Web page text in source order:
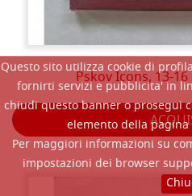
Questo sito utilizza cookie di
fornirti servizi e pubblicita' in
chiudi questo banner o prosegui
elemento della
Per maggiori informazioni su
impostazioni dei browser
Pskov Icons, 13-16